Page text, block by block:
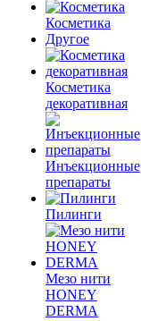
Косметика
Другое
Косметика
декоративная
Инъекционные
препараты
Пилинги
Мезо нити
HONEY
DERMA